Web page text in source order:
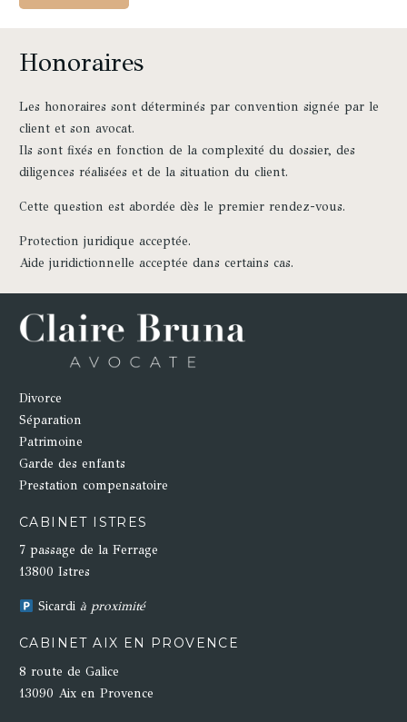
Honoraires
Les honoraires sont déterminés par convention signée par le
client et son avocat.
Ils sont fixés en fonction de la complexité du dossier, des
diligences réalisées et de la situation du client.
Cette question est abordée dès le premier rendez-vous.
Protection juridique acceptée.
Aide juridictionnelle acceptée dans certains cas.
Divorce
Séparation
Patrimoine
Garde des enfants
Prestation compensatoire
CABINET ISTRES
7 passage de la Ferrage
13800 Istres
Sicardi à proximité
CABINET AIX EN PROVENCE
8 route de Galice
13090 Aix en Provence